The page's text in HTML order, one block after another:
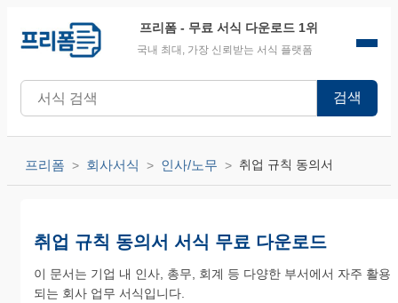
프리폼 - 무료 서식 다운로드 1위
국내 최대, 가장 신뢰받는 서식 플랫폼
검색
프리폼 회사서식 인사/노무 취업 규칙 동의서
취업 규칙 동의서 서식 무료 다운로드
이 문서는 기업 내 인사, 총무, 회계 등 다양한 부서에서 자주 활용
되는 회사 업무 서식입니다.